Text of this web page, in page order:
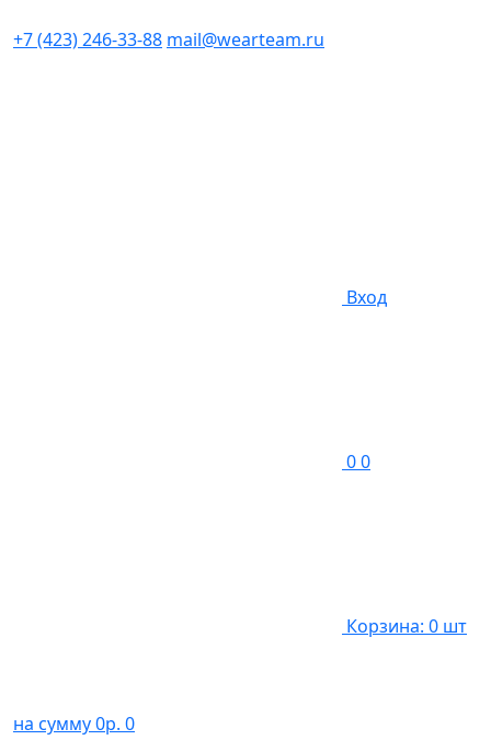
+7 (423) 246-33-88 mail@wearteam.ru
Вход
00
Корзина: 0 шт
на сумму 0р. 0